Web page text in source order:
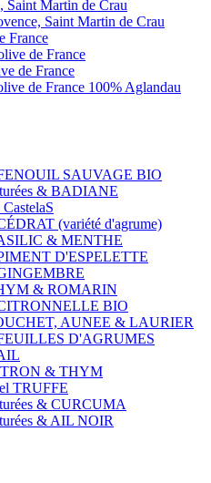
Martin de Crau
Saint Martin de Crau
France
de France
de France
de France 100% Aglandau
SAUVAGE BIO
& BADIANE
(variété d'agrume)
& MENTHE
D'ESPELETTE
& ROMARIN
BIO
AUNEE & LAURIER
D'AGRUMES
& THYM
TRUFFE
& CURCUMA
& AIL NOIR